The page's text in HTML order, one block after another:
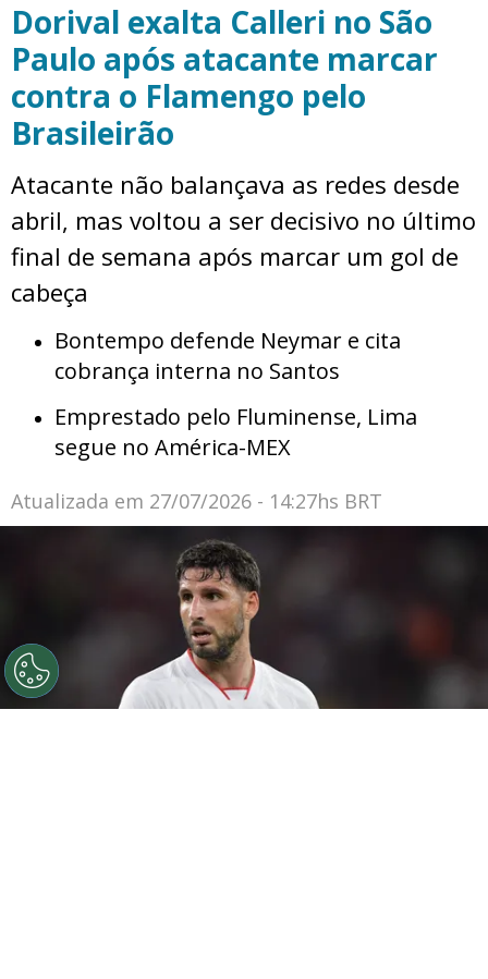
Dorival exalta Calleri no São
Paulo após atacante marcar
contra o Flamengo pelo
Brasileirão
Atacante não balançava as redes desde
abril, mas voltou a ser decisivo no último
final de semana após marcar um gol de
cabeça
Bontempo defende Neymar e cita
cobrança interna no Santos
Emprestado pelo Fluminense, Lima
segue no América-MEX
Atualizada em 27/07/2026 - 14:27hs BRT